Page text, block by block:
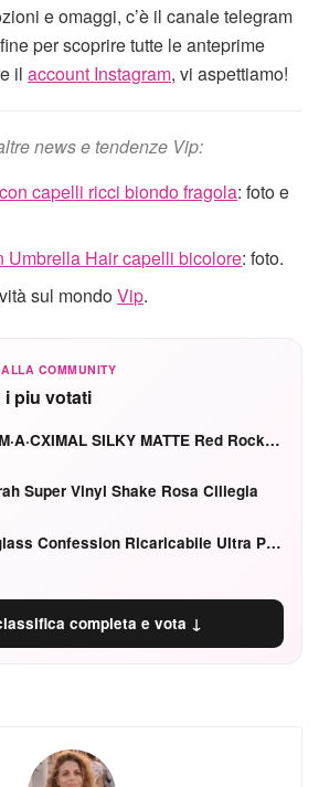
e omaggi, c’è il canale telegram
per scoprire tutte le anteprime
il account Instagram, vi aspettiamo!
news e tendenze Vip:
capelli ricci biondo fragola: foto e
Umbrella Hair capelli bicolore: foto.
sul mondoVip.
COMMUNITY
piu votati
MAC M·A·CXIMAL SILKY MATTE Red Rock mat
Super Vinyl Shake Rosa Ciliegia
Hourglass Confession Ricaricabile Ultra Preciso Ad Alta Intensità Secretly Classic Red
completa e vota ↓